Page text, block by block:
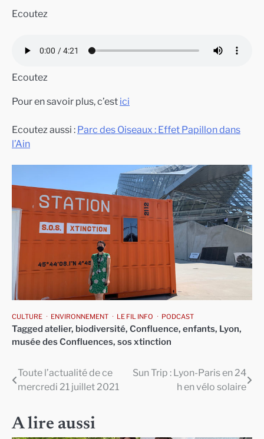
Ecoutez
Ecoutez
Pour en savoir plus, c’est ici
Ecoutez aussi : Parc des Oiseaux : Effet Papillon dans
l’Ain
CULTURE ENVIRONNEMENT LE FIL INFO PODCAST
Tagged atelier, biodiversité, Confluence, enfants, Lyon,
musée des Confluences, sos xtinction
Navigation
l’article
Toute l’actualité de ce
mercredi 21 juillet 2021
Sun Trip : Lyon-Paris en 24
h en vélo solaire
A lire aussi